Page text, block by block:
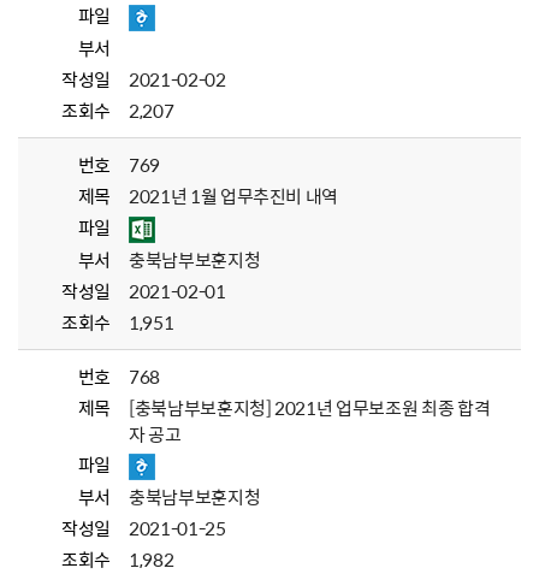
파일
부서
작성일
2021-02-02
조회수
2,207
번호
769
제목
2021년 1월 업무추진비 내역
파일
부서
충북남부보훈지청
작성일
2021-02-01
조회수
1,951
번호
768
제목
[충북남부보훈지청] 2021년 업무보조원 최종 합격
자 공고
파일
부서
충북남부보훈지청
작성일
2021-01-25
조회수
1,982